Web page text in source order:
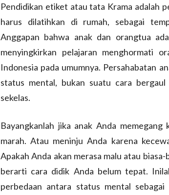
Pendidikan etiket atau tata Krama adalah
harus dilatihkan di rumah, sebagai
Anggapan bahwa anak dan orangtua
menyingkirkan pelajaran menghormati
Indonesia pada umumnya. Persahabatan
status mental, bukan suatu cara
sekelas.
Bayangkanlah jika anak Anda
marah. Atau meninju Anda karena
Apakah Anda akan merasa malu atau biasa-
berarti cara didik Anda belum tepat.
perbedaan antara status mental